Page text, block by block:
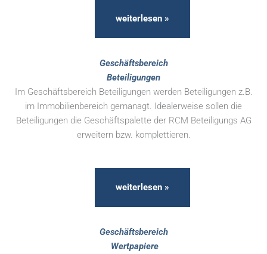
weiterlesen »
Geschäftsbereich
Beteiligungen
Im Geschäftsbereich Beteiligungen werden Beteiligungen z.B.
im Immobilienbereich gemanagt. Idealerweise sollen die
Beteiligungen die Geschäftspalette der RCM Beteiligungs AG
erweitern bzw. komplettieren.
weiterlesen »
Geschäftsbereich
Wertpapiere